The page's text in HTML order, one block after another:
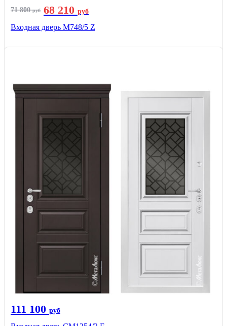
71 800руб 68 210 руб
Входная дверь М748/5 Z
111 100 руб